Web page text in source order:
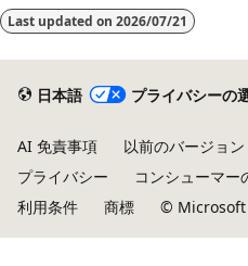
がLast updated on 2026/07/21
日本語 プライバシーの
AI 免責事項 以前のバージョン
プライバシー
コンシューマー
利用条件
商標 © Microsoft